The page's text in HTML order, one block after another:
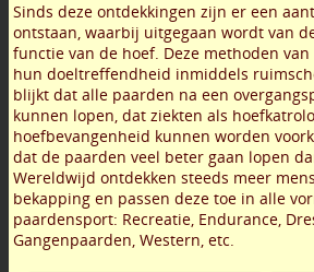
Sinds deze ontdekkingen zijn er een
ontstaan, waarbij uitgegaan wordt van
functie van de hoef. Deze methoden
hun doeltreffendheid inmiddels
blijkt dat alle paarden na een
kunnen lopen, dat ziekten als
hoefbevangenheid kunnen worden
dat de paarden veel beter gaan lopen
Wereldwijd ontdekken steeds meer
bekapping en passen deze toe in alle
paardensport: Recreatie, Endurance,
Gangenpaarden, Western, etc.